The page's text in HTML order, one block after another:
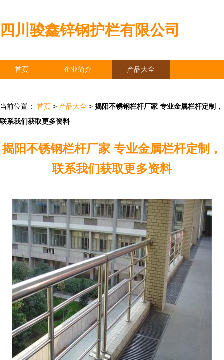
四川骏鑫锌钢护栏有限公司
首页 企业简介 产品大全
当前位置： 首页 > 产品大全 > 揭阳不锈钢栏杆厂家 专业金属栏杆定制，
联系我们获取更多资料
揭阳不锈钢栏杆厂家 专业金属栏杆定制，
联系我们获取更多资料